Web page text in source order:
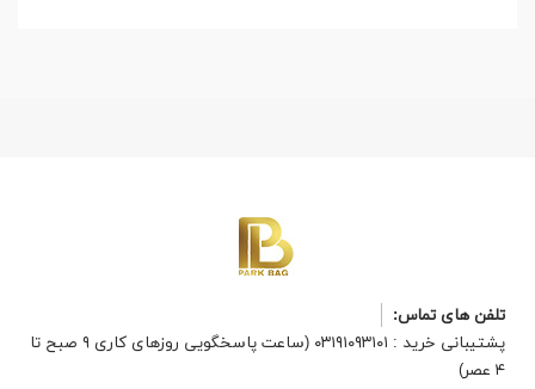
تلفن های تماس:
پشتیبانی خرید : ۰۳۱۹۱۰۹۳۱۰۱ (ساعت پاسخگویی روزهای کاری ۹ صبح تا
۴ عصر)